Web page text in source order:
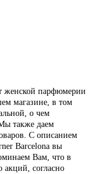
женской парфюмерии
магазине, в том
о чем
также даем
С описанием
Barcelona вы
Вам, что в
акций, согласно